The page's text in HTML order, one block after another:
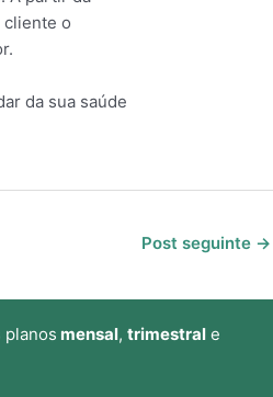
cliente o
da sua saúde
Post seguinte →
planos mensal, trimestrale